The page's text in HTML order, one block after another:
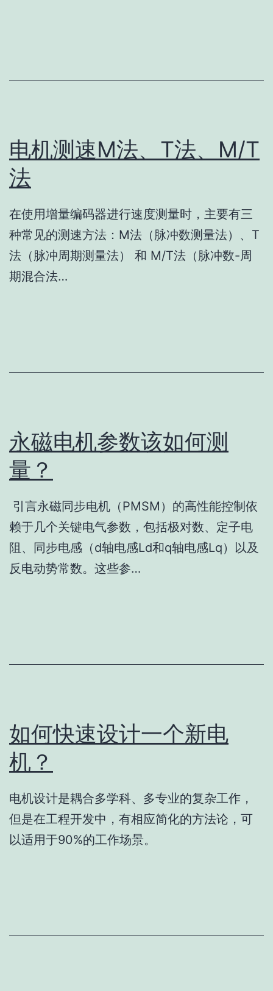
电机测速M法、T法、M/T
法
在使用增量编码器进行速度测量时，主要有三
种常见的测速方法：M法（脉冲数测量法）、T
法（脉冲周期测量法） 和 M/T法（脉冲数-周
期混合法…
永磁电机参数该如何测
量？
引言永磁同步电机（PMSM）的高性能控制依
赖于几个关键电气参数，包括极对数、定子电
阻、同步电感（d轴电感Ld和q轴电感Lq）以及
反电动势常数。这些参…
如何快速设计一个新电
机？
电机设计是耦合多学科、多专业的复杂工作，
但是在工程开发中，有相应简化的方法论，可
以适用于90%的工作场景。